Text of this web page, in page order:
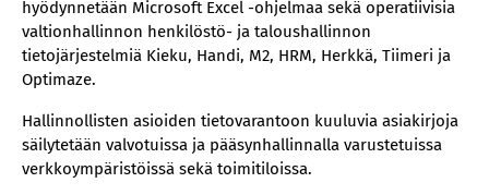
hyödynnetään Microsoft Excel -ohjelmaa sekä operatiivisia
valtionhallinnon henkilöstö- ja taloushallinnon
tietojärjestelmiä Kieku, Handi, M2, HRM, Herkkä, Tiimeri ja
Optimaze.
Hallinnollisten asioiden tietovarantoon kuuluvia asiakirjoja
säilytetään valvotuissa ja pääsynhallinnalla varustetuissa
verkkoympäristöissä sekä toimitiloissa.